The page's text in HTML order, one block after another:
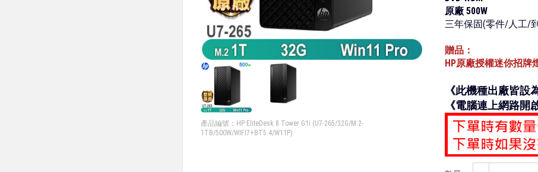
產品編號：HP EliteDesk 8 Tower G1i (U7-265/32G/M.2-
1TB/500W/WIFI7+BT5.4/W11P)
原廠 500W
三年保固(零件/人工/
贈品：
HP原廠授權迷你招牌
《此機種出廠皆設
《電腦連上網路開